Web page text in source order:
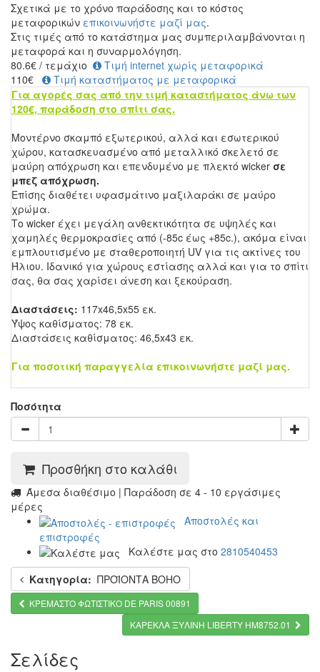
Σχετικά με το χρόνο παράδοσης και το κόστος
μεταφορικών επικοινωνήστε μαζί μας.
Στις τιμές από το κατάστημα μας συμπεριλαμβάνονται η
μεταφορά και η συναρμολόγηση.
80.6€ / τεμάχιο
Τιμή internet χωρίς μεταφορικά
110€
Τιμή καταστήματος με μεταφορικά
Για αγορές σας από την τιμή καταστήματος άνω των
120€, παράδοση στο σπίτι σας.
Μοντέρνο σκαμπό εξωτερικού, αλλά και εσωτερικού
χώρου, κατασκευασμένο από μεταλλικό σκελετό σε
μαύρη απόχρωση και επενδυμένο με πλεκτό wicker σε
μπεζ απόχρωση.
Επίσης διαθέτει υφασμάτινο μαξιλαράκι σε μαύρο
χρώμα.
Το wicker έχει μεγάλη ανθεκτικότητα σε υψηλές και
χαμηλές θερμοκρασίες από (-85c έως +85c.), ακόμα είναι
εμπλουτισμένο με σταθεροποιητή UV για τις ακτίνες του
Ήλιου. Ιδανικό για χώρους εστίασης αλλά και για το σπίτι
σας, θα σας χαρίσει άνεση και ξεκούραση.
Διαστάσεις: 117x46,5x55 εκ.
Ύψος καθίσματος: 78 εκ.
Διαστάσεις καθίσματος: 46,5x43 εκ.
Για ποσοτική παραγγελία επικοινωνήστε μαζί μας.
Ποσότητα
Προσθήκη στο καλάθι
Άμεσα διαθέσιμο | Παράδοση σε 4 - 10 εργάσιμες
μέρες
Αποστολές και
επιστροφές
Καλέστε μας στο 2810540453
Κατηγορία: ΠΡΟΪΟΝΤΑ BOHO
KΡΕΜΑΣΤΟ ΦΩΤΙΣΤΙΚΟ DE PARIS 00891
ΚΑΡΕΚΛΑ ΞΥΛΙΝΗ LIBERTY HM8752.01
Σελίδες